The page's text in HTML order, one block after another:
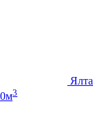
Ялта
3